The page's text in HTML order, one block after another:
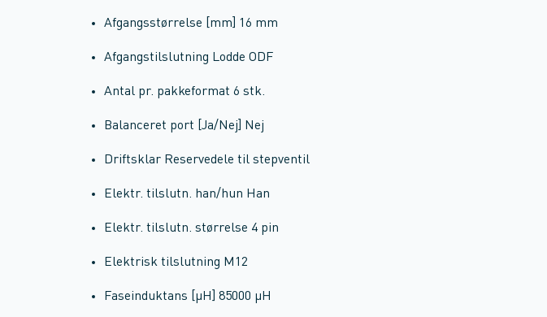
Afgangsstørrelse [mm] 16 mm
Afgangstilslutning Lodde ODF
Antal pr. pakkeformat 6 stk.
Balanceret port [Ja/Nej] Nej
Driftsklar Reservedele til stepventil
Elektr. tilslutn. han/hun Han
Elektr. tilslutn. størrelse 4 pin
Elektrisk tilslutning M12
Faseinduktans [µH] 85000 µH